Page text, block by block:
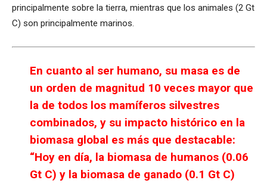
principalmente sobre la tierra, mientras que los animales (2 Gt
C) son principalmente marinos.
En cuanto al ser humano, su masa es de
un orden de magnitud 10 veces mayor que
la de todos los mamíferos silvestres
combinados, y su impacto histórico en la
biomasa global es más que destacable:
“Hoy en día, la biomasa de humanos (0.06
Gt C) y la biomasa de ganado (0.1 Gt C)